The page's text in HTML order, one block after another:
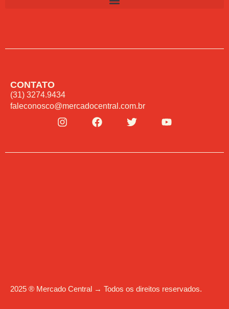
CONTATO
(31) 3274.9434
faleconosco@mercadocentral.com.br
2025 ® Mercado Central → Todos os direitos reservados.